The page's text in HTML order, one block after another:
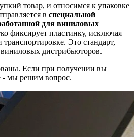
товар, и относимся к упаковке
в специальной
для виниловых
фиксирует пластинку, исключая
Это стандарт,
дистрибьюторов.
Если при получении вы
- мы решим вопрос.